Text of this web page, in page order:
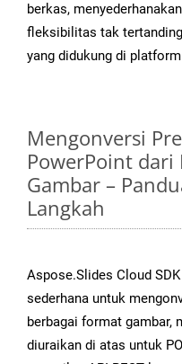
berkas,
fleksibilitas tak
yang didukung di platform
Mengonversi
PowerPoint dari
Gambar –
Langkah
Aspose.Slides Cloud
sederhana untuk
berbagai format gambar,
diuraikan di atas untuk